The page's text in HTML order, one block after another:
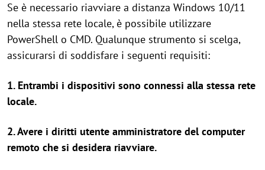
Se è necessario riavviare a distanza Windows 10/11
nella stessa rete locale, è possibile utilizzare
PowerShell o CMD. Qualunque strumento si scelga,
assicurarsi di soddisfare i seguenti requisiti:
1. Entrambi i dispositivi sono connessi alla stessa rete
locale.
2. Avere i diritti utente amministratore del computer
remoto che si desidera riavviare.